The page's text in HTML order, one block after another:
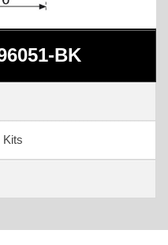
BK
Kits